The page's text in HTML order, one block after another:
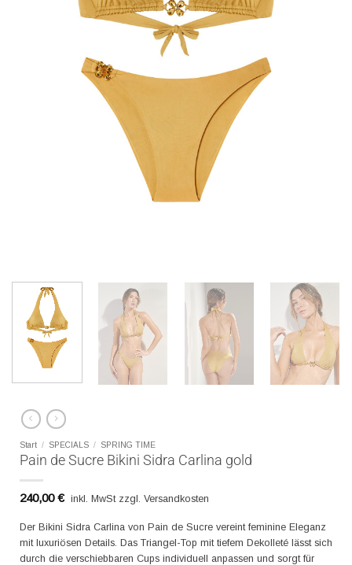
Start / SPECIALS / SPRING TIME
Pain de Sucre Bikini Sidra Carlina gold
240,00€ inkl. MwSt zzgl. Versandkosten
Der Bikini Sidra Carlina von Pain de Sucre vereint feminine Eleganz
mit luxuriösen Details. Das Triangel-Top mit tiefem Dekolleté lässt sich
durch die verschiebbaren Cups individuell anpassen und sorgt für